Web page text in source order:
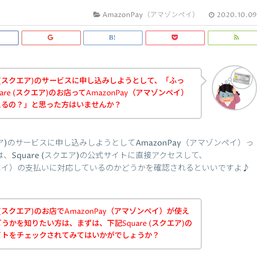
AmazonPay（アマゾンペイ） 2020.10.09
クエア)のサービスに申し込みしようとして、「ふっ
(スクエア)のお店ってAmazonPay（アマゾンペイ）
の？」と思った方はいませんか？
のサービスに申し込みしようとしてAmazonPay（アマゾンペイ）っ
Square (スクエア)の公式サイトに直接アクセスして、
）の支払いに対応しているのかどうかを確認されるといいですよ♪
クエア)のお店でAmazonPay（アマゾンペイ）が使え
うかを知りたい方は、まずは、下記Square (スクエア)の
をチェックされてみてはいかがでしょうか？